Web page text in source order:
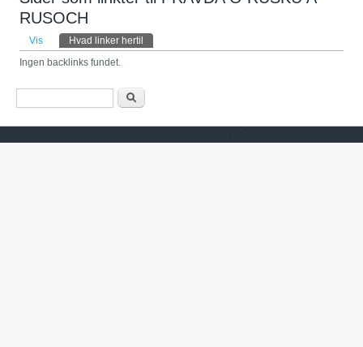
RUSOCH
Primære faneblade
Vis Hvad linker hertil
Ingen backlinks fundet.